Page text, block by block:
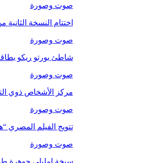
صوت وصورة
اختتام النسخة
صوت وصورة
شاطئ بورتو ريكو
صوت وصورة
مركز الأشخاص ذوي
صوت وصورة
تتويج الفيلم المصري
صوت وصورة
سبخة إمليلي جوهرة